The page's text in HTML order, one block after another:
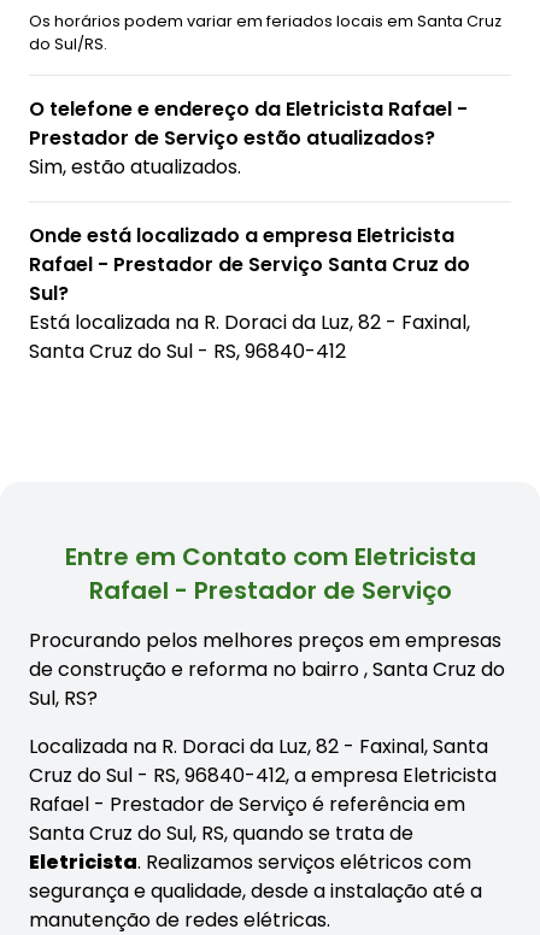
Os horários podem variar em feriados locais em Santa Cruz
do Sul/RS.
O telefone e endereço da Eletricista Rafael -
Prestador de Serviço estão atualizados?
Sim, estão atualizados.
Onde está localizado a empresa Eletricista
Rafael - Prestador de Serviço Santa Cruz do
Sul?
Está localizada na R. Doraci da Luz, 82 - Faxinal,
Santa Cruz do Sul - RS, 96840-412
Entre em Contato com Eletricista
Rafael - Prestador de Serviço
Procurando pelos melhores preços em empresas
de construção e reforma no bairro, Santa Cruz do
Sul, RS?
Localizada na R. Doraci da Luz, 82 - Faxinal, Santa
Cruz do Sul - RS, 96840-412, a empresa Eletricista
Rafael - Prestador de Serviço é referência em
Santa Cruz do Sul, RS, quando se trata de
Eletricista. Realizamos serviços elétricos com
segurança e qualidade, desde a instalação até a
manutenção de redes elétricas.